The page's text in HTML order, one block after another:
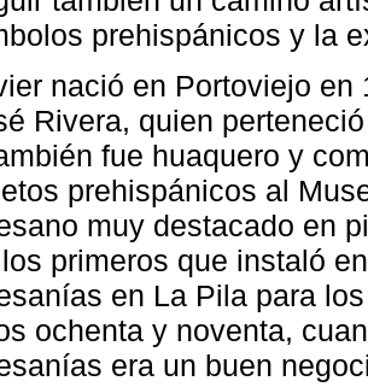
prehispánicos y la
nació en Portoviejo
Rivera, quien
fue huaquero y
prehispánicos al
muy destacado en
primeros que instaló
en La Pila para
ochenta y noventa,
era un buen